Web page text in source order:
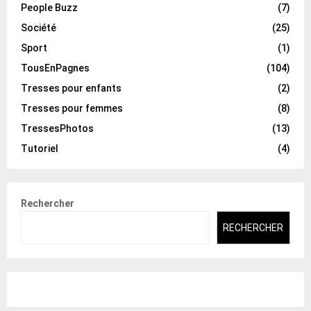
People Buzz
(7)
Société
(25)
Sport
(1)
TousEnPagnes
(104)
Tresses pour enfants
(2)
Tresses pour femmes
(8)
TressesPhotos
(13)
Tutoriel
(4)
Rechercher
RECHERCHER